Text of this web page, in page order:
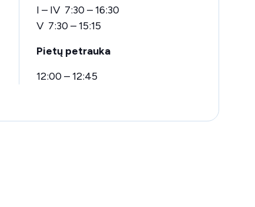
I – IV 7:30 – 16:30
V 7:30 – 15:15
Pietų petrauka
12:00 – 12:45